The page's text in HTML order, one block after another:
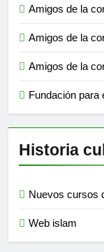
Amigos de la
Amigos de la
Amigos de la
Fundación para
Historia
Nuevos cursos
Web islam